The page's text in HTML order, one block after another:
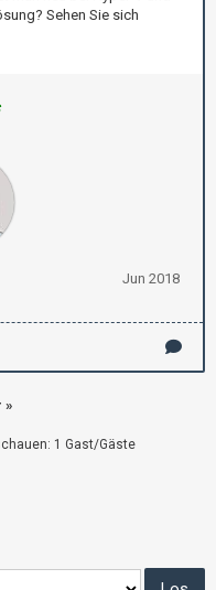
Sehen Sie sich
Jun 2018
»
1 Gast/Gäste